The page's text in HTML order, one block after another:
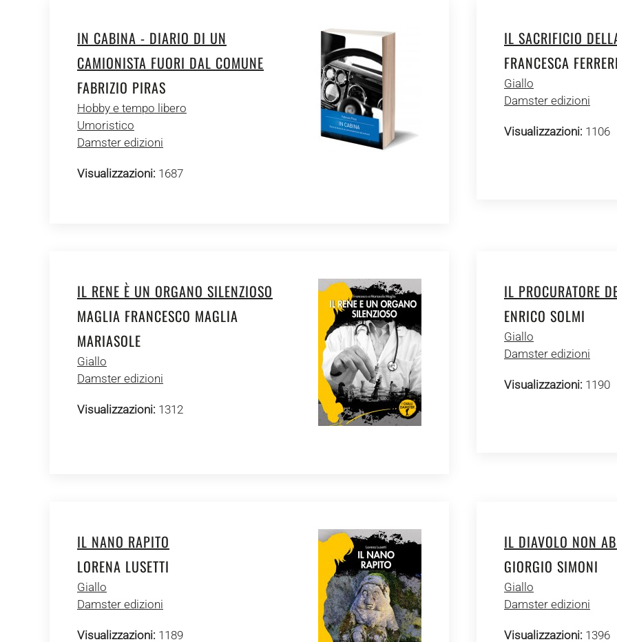
IN CABINA - DIARIO DI UN
CAMIONISTA FUORI DAL COMUNE
FABRIZIO PIRAS
Hobby e tempo libero
Umoristico
Damster edizioni
Visualizzazioni: 1687
IL SACRIFICIO
FRANCESCA
Giallo
Damster edizioni
Visualizzazioni: 1106
IL RENE È UN ORGANO SILENZIOSO
MAGLIA FRANCESCO MAGLIA
MARIASOLE
Giallo
Damster edizioni
Visualizzazioni: 1312
IL PROCURATORE
ENRICO SOLMI
Giallo
Damster edizioni
Visualizzazioni: 1190
IL NANO RAPITO
LORENA LUSETTI
Giallo
Damster edizioni
Visualizzazioni: 1189
IL DIAVOLO NON
GIORGIO SIMONI
Giallo
Damster edizioni
Visualizzazioni: 1396